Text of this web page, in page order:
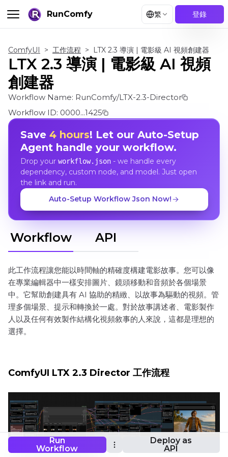
RunComfy 繁 登錄
Run
Workflow
Deploy as
API
ComfyUI > 工作流程 > LTX 2.3 導演 | 電影級 AI 視頻創建器
LTX 2.3 導演 | 電影級 AI 視頻
創建器
Workflow Name: RunComfy/LTX-2.3-Director
Workflow ID: 0000...1425
Save 4 hours! Let our Auto-Setup
Agent handle your workflow.
Drop your workflow.json- we handle every
dependency, custom node, and model. Just open
the link and run.
Auto-Setup Workflow Json Now!
Workflow API
此工作流程讓您能以時間軸的精確度構建電影故事。您可以像
在專業編輯器中一樣安排圖片、鏡頭移動和音頻於各個場景
中。它幫助創建具有 AI 協助的精緻、以故事為驅動的視頻。管
理多個場景、提示和轉換於一處。對於故事講述者、電影製作
人以及任何有效製作結構化視頻敘事的人來說，這都是理想的
選擇。
ComfyUI LTX 2.3 Director 工作流程